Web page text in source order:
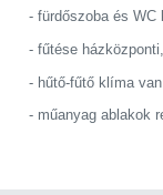
- fürdőszoba és WC
- fűtése
- hűtő-fűtő klíma van
- műanyag ablakok